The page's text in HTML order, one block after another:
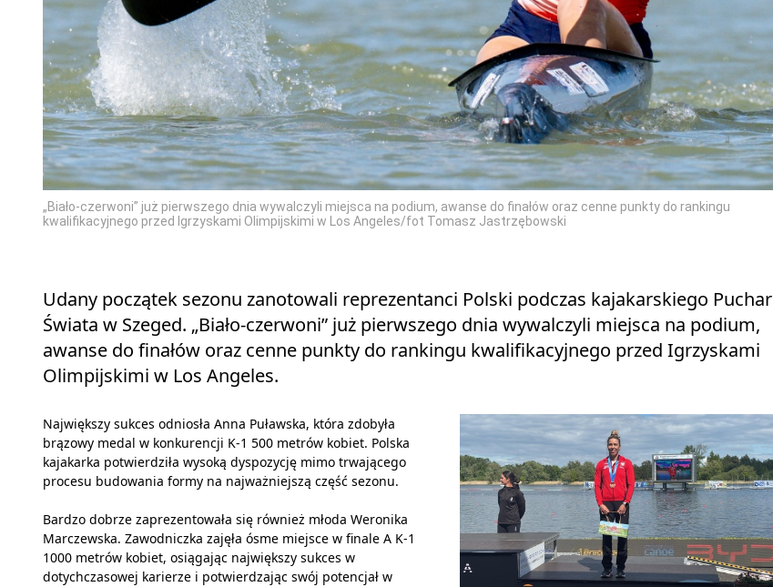
„Biało-czerwoni” już pierwszego dnia wywalczyli miejsca na podium, awanse do finałów oraz cenne punkty do rankingu
kwalifikacyjnego przed Igrzyskami Olimpijskimi w Los Angeles/fot Tomasz Jastrzębowski
Udany początek sezonu zanotowali reprezentanci Polski podczas kajakarskiego Puchar
Świata w Szeged. „Biało-czerwoni” już pierwszego dnia wywalczyli miejsca na podium,
awanse do finałów oraz cenne punkty do rankingu kwalifikacyjnego przed Igrzyskami
Olimpijskimi w Los Angeles.
Największy sukces odniosła Anna Puławska, która zdobyła
brązowy medal w konkurencji K-1 500 metrów kobiet. Polska
kajakarka potwierdziła wysoką dyspozycję mimo trwającego
procesu budowania formy na najważniejszą część sezonu.
Bardzo dobrze zaprezentowała się również młoda Weronika
Marczewska. Zawodniczka zajęła ósme miejsce w finale A K-1
1000 metrów kobiet, osiągając największy sukces w
dotychczasowej karierze i potwierdzając swój potencjał w